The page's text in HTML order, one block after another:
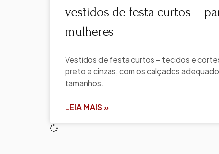
vestidos de festa curtos –
mulheres
Vestidos de festa curtos – tecidos e
preto e cinzas, com os calçados
tamanhos.
LEIA MAIS »